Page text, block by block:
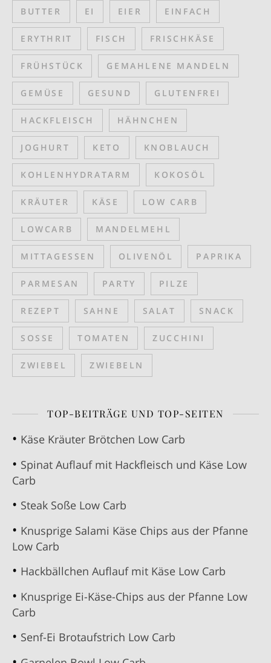
BUTTER EI EIER EINFACH
ERYTHRIT FISCH FRISCHKÄSE
FRÜHSTÜCK GEMAHLENE MANDELN
GEMÜSE GESUND GLUTENFREI
HACKFLEISCH HÄHNCHEN
JOGHURT KETO KNOBLAUCH
KOHLENHYDRATARM KOKOSÖL
KRÄUTER KÄSE LOW CARB
LOWCARB MANDELMEHL
MITTAGESSEN OLIVENÖL PAPRIKA
PARMESAN PARTY PILZE
REZEPT SAHNE SALAT SNACK
SOSSE TOMATEN ZUCCHINI
ZWIEBEL ZWIEBELN
TOP-BEITRÄGE UND TOP-SEITEN
Käse Kräuter Brötchen Low Carb
Spinat Auflauf mit Hackfleisch und Käse Low
Carb
Steak Soße Low Carb
Knusprige Salami Käse Chips aus der Pfanne
Low Carb
Hackbällchen Auflauf mit Käse Low Carb
Knusprige Ei-Käse-Chips aus der Pfanne Low
Carb
Senf-Ei Brotaufstrich Low Carb